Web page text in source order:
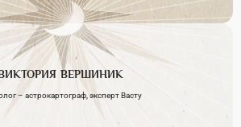
ВЕРШИНИК
– астрокартограф, эксперт Васту